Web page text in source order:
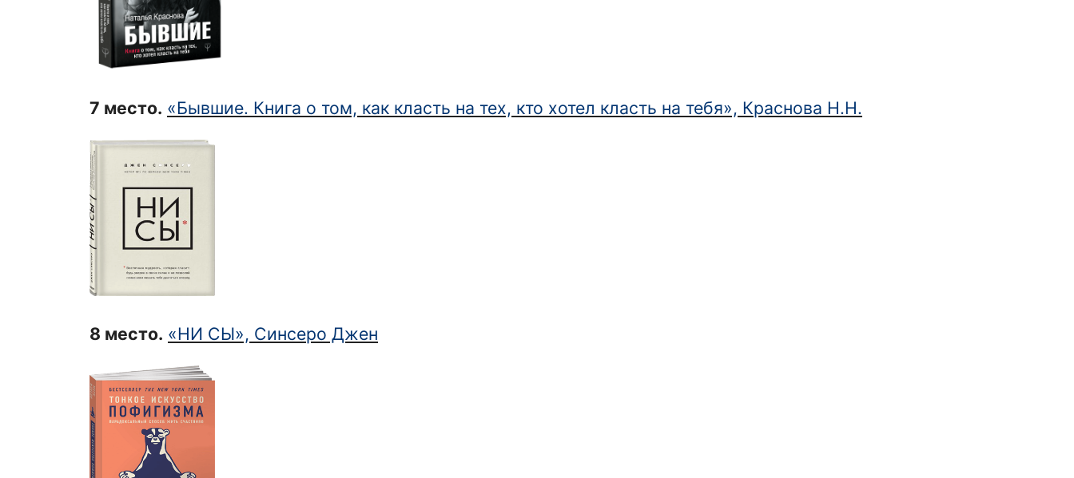
7 место. «Бывшие. Книга о том, как класть на тех, кто хотел класть на тебя», Краснова Н.Н.
8 место. «НИ СЫ», Синсеро Джен